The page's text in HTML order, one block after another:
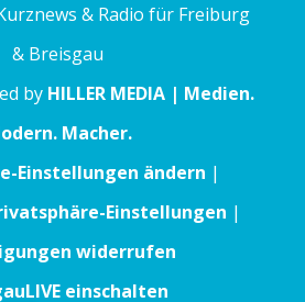
& Radio für Freiburg
& Breisgau
by HILLER MEDIA | Medien.
Macher.
Einstellungen ändern |
Einstellungen |
widerrufen
einschalten